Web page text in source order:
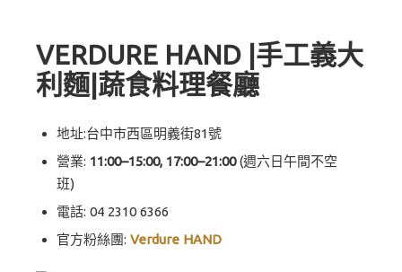
VERDURE HAND |手工義大
利麵|蔬食料理餐廳
地址:台中市西區明義街81號
營業: 11:00–15:00, 17:00–21:00(週六日午間不空
班)
電話: 04 2310 6366
官方粉絲團: Verdure HAND